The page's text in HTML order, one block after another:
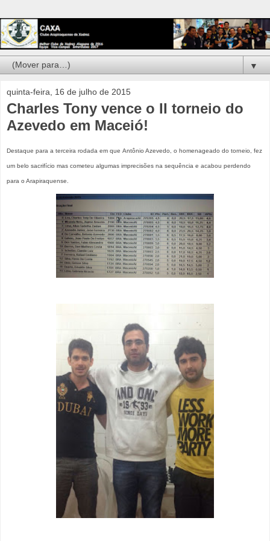
▼
quinta-feira, 16 de julho de 2015
Charles Tony vence o II torneio do
Azevedo em Maceió!
Destaque para a terceira rodada em que Antônio Azevedo, o homenageado do torneio, fez
um belo sacrifício mas cometeu algumas imprecisões na sequência e acabou perdendo
para o Arapiraquense.